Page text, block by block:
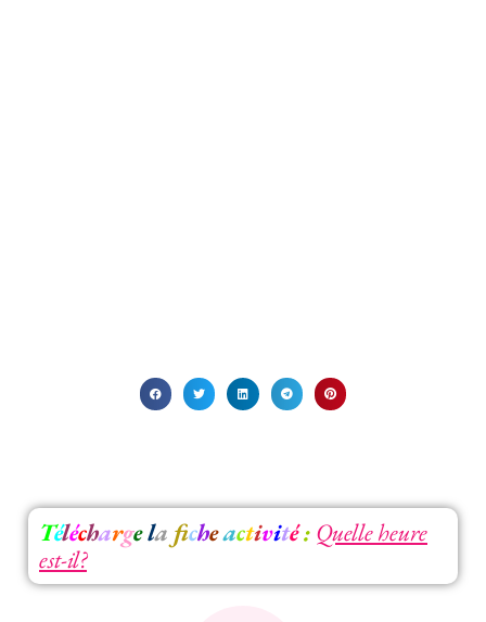
Téléchargela fcheactivité: Quelle heure
est-il?